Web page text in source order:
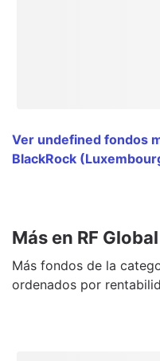
Ver undefined fondos
BlackRock
Más en RF
Más fondos de la
ordenados por